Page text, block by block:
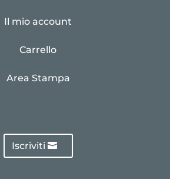
Il mio account
Carrello
Area Stampa
Iscriviti